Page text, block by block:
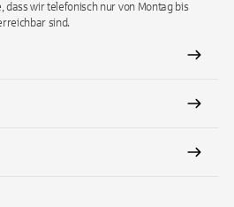
dass wir telefonisch nur von Montag bis
sind.